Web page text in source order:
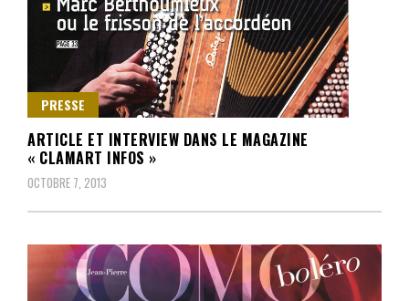
PRESSE
ARTICLE ET INTERVIEW DANS LE MAGAZINE
« CLAMART INFOS »
OCTOBRE 7, 2013